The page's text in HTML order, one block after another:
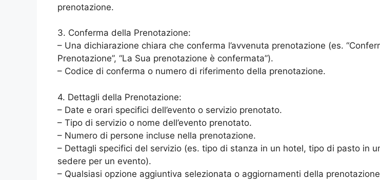
prenotazione.
3. Conferma della Prenotazione:
– Una dichiarazione chiara che conferma l’avvenuta prenotazione (es.
Prenotazione”, “La Sua prenotazione è confermata”).
– Codice di conferma o numero di riferimento della prenotazione.
4. Dettagli della Prenotazione:
– Date e orari specifici dell’evento o servizio prenotato.
– Tipo di servizio o nome dell’evento prenotato.
– Numero di persone incluse nella prenotazione.
– Dettagli specifici del servizio (es. tipo di stanza in un hotel, tipo di pasto in
sedere per un evento).
– Qualsiasi opzione aggiuntiva selezionata o aggiornamenti della